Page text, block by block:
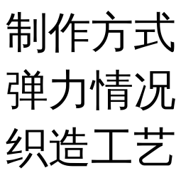
制作方式
弹力情况
织造工艺